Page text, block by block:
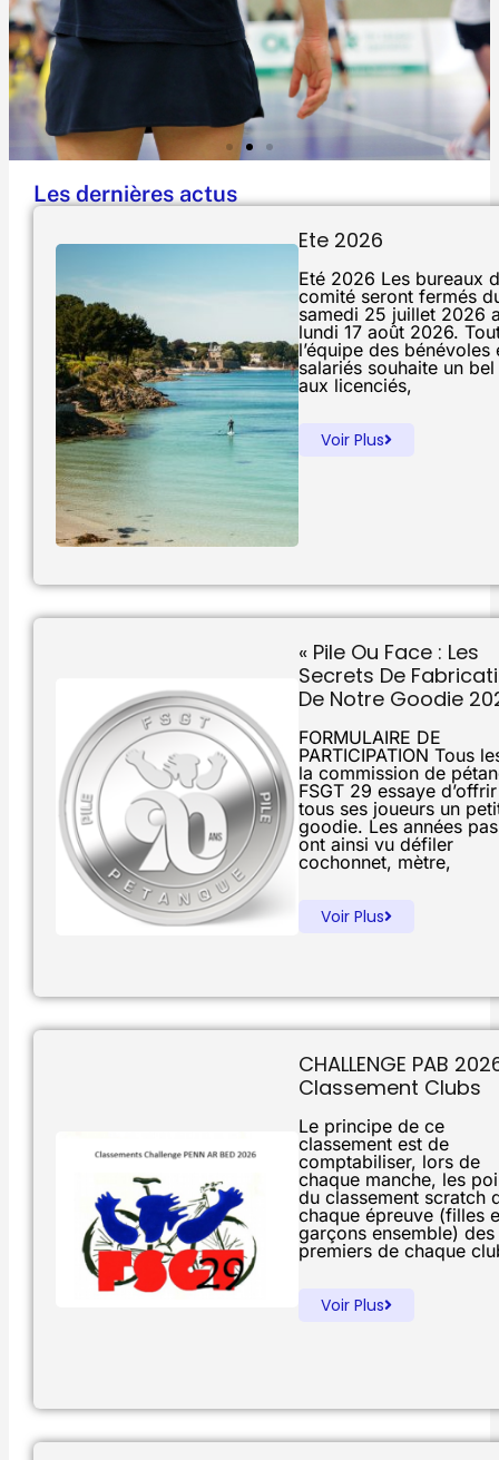
Engagez-Vous Avec Le FSGT 29
Compétition Accessible À Tous.
Cliquer Ici
Les dernières actus
Ete 2026
Eté 2026 Les bureaux
comité seront fermés
samedi 25 juillet 2026
lundi 17 août 2026.
l’équipe des bénévoles
salariés souhaite un bel
aux licenciés,
Voir Plus
« Pile Ou Face : Les
Secrets De
De Notre Goodie
FORMULAIRE DE
PARTICIPATION Tous
la commission de
FSGT 29 essaye
tous ses joueurs un
goodie. Les années
ont ainsi vu défiler
cochonnet, mètre,
Voir Plus
CHALLENGE PAB
Classement Clubs
Le principe de ce
classement est de
comptabiliser, lors de
chaque manche, les
du classement scratch
chaque épreuve (filles
garçons ensemble) des
premiers de chaque
Voir Plus